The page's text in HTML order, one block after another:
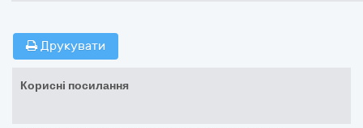
Друкувати
Корисні посилання